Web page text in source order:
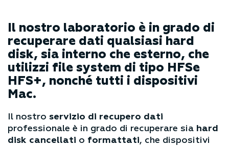
Il nostro laboratorio è in grado di
recuperare dati qualsiasi hard
disk, sia interno che esterno, che
utilizzi file system di tipo HFSe
HFS+, nonché tutti i dispositivi
Mac.
Il nostro servizio di recupero dati
professionale è in grado di recuperare sia hard
disk cancellati o formattati, che dispositivi